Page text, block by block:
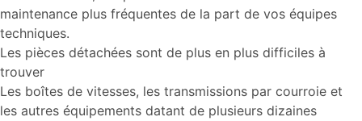
maintenance plus fréquentes de la part de vos équipes
techniques.
Les pièces détachées sont de plus en plus difficiles à
trouver
Les boîtes de vitesses, les transmissions par courroie et
les autres équipements datant de plusieurs dizaines